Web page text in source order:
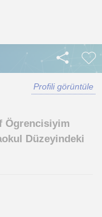
Profili görüntüle
Ögrencisiyim
Düzeyindeki